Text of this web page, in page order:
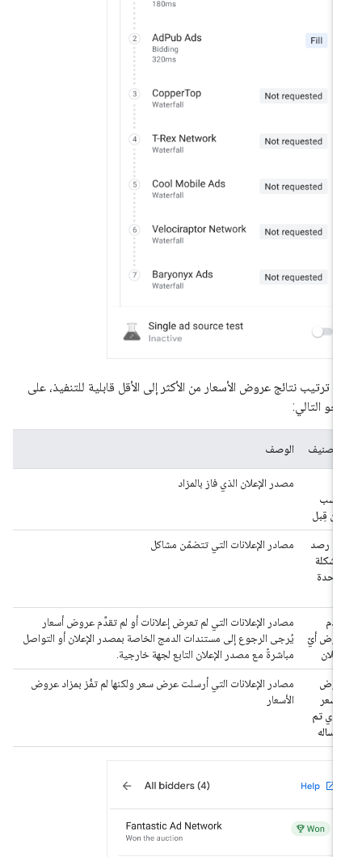
ترتيب نتائج عروض الأسعار من الأكثر إلى الأقل قابلية للتنفيذ، على
التالي:
التصنيف الوصف
من قِبل
مصدر الإعلان الذي فاز بالمزاد
مصادر الإعلانات التي تتضمّن مشاكل
عرض أيّ
مصادر الإعلانات التي لم تعرِض إعلانات أو لم تقدِّم عروض أسعار
يُرجى الرجوع إلى مستندات الدمج الخاصة بمصدر الإعلان أو التواصل
مباشرةً مع مصدر الإعلان التابع لجهة خارجية.
الذي تم
مصادر الإعلانات التي أرسلت عرض سعر ولكنها لم تفُز بمزاد عروض
الأسعار